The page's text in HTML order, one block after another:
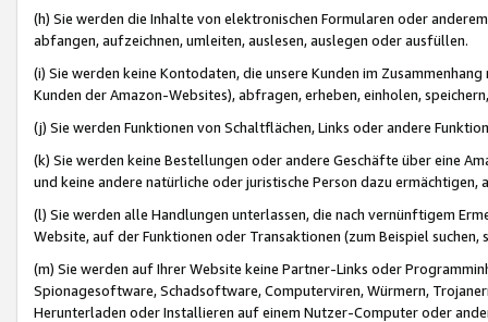
(h) Sie werden die Inhalte von elektronischen Formularen oder
abfangen, aufzeichnen, umleiten, auslesen, auslegen oder ausfüllen.
(i) Sie werden keine Kontodaten, die unsere Kunden im
Kunden der Amazon-Websites), abfragen, erheben, einholen,
(j) Sie werden Funktionen von Schaltflächen, Links oder andere
(k) Sie werden keine Bestellungen oder andere Geschäfte über eine
und keine andere natürliche oder juristische Person dazu
(l) Sie werden alle Handlungen unterlassen, die nach vernünftigem
Website, auf der Funktionen oder Transaktionen (zum Beispiel
(m) Sie werden auf Ihrer Website keine Partner-Links oder
Spionagesoftware, Schadsoftware, Computerviren, Würmern,
Herunterladen oder Installieren auf einem Nutzer-Computer oder